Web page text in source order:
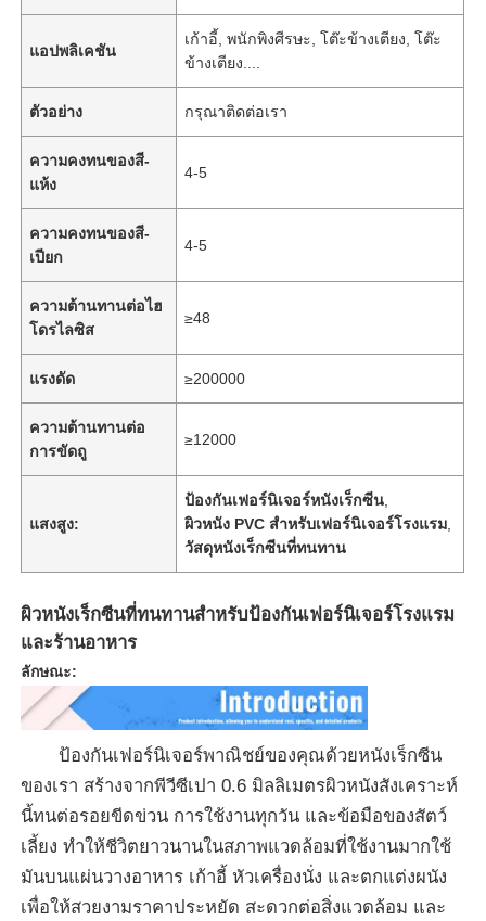
หน้าแรก
สินค้า
วิดีโอ
แอปพลิเคชัน
เก้าอี้, พนักพิงศีรษะ, โต๊ะข้างเตียง, โต๊ะ
ข้างเตียง....
ตัวอย่าง กรุณาติดต่อเรา
ความคงทนของสี-
แห้ง
4-5
ความคงทนของสี-
เปียก
4-5
ความต้านทานต่อไฮ
โดรไลซิส
≥48
แรงดัด ≥200000
ความต้านทานต่อ
การขัดถู
≥12000
แสงสูง:
ป้องกันเฟอร์นิเจอร์หนังเร็กซีน
ผิวหนัง PVC สําหรับเฟอร์นิเจอร์โรงแรม
วัสดุหนังเร็กซีนที่ทนทาน
ผิวหนังเร็กซีนที่ทนทานสําหรับป้องกันเฟอร์นิเจอร์โรงแรม
และร้านอาหาร
ลักษณะ:
ป้องกันเฟอร์นิเจอร์พาณิชย์ของคุณด้วยหนังเร็กซีน
ของเรา สร้างจากพีวีซีเปา 0.6 มิลลิเมตรผิวหนังสังเคราะห์
นี้ทนต่อรอยขีดข่วน การใช้งานทุกวัน และข้อมือของสัตว์
เลี้ยง ทําให้ชีวิตยาวนานในสภาพแวดล้อมที่ใช้งานมากใช้
มันบนแผ่นวางอาหาร เก้าอี้ หัวเครื่องนั่ง และตกแต่งผนัง
เพื่อให้สวยงามราคาประหยัด สะดวกต่อสิ่งแวดล้อม และ